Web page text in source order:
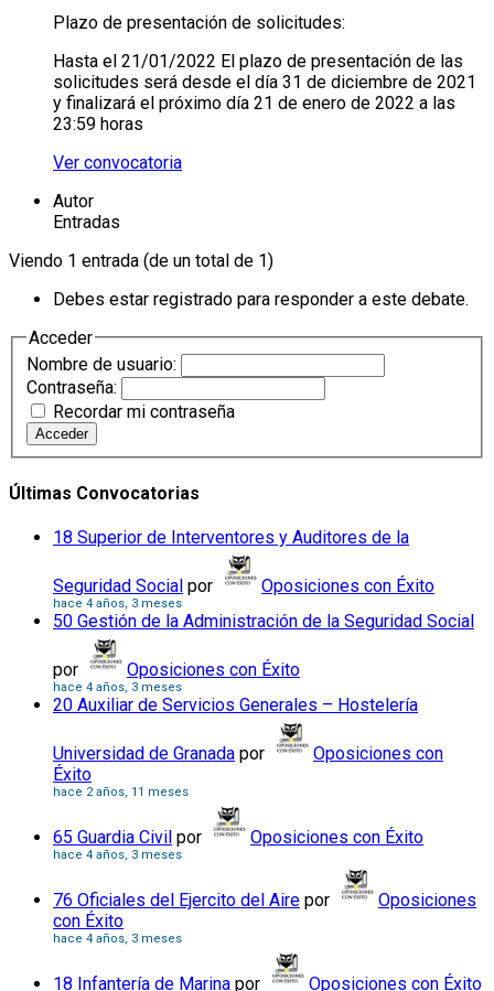
Plazo de presentación de solicitudes:
Hasta el 21/01/2022 El plazo de presentación de las
solicitudes será desde el día 31 de diciembre de 2021
y finalizará el próximo día 21 de enero de 2022 a las
23:59 horas
Ver convocatoria
Autor
Entradas
Viendo 1 entrada (de un total de 1)
Debes estar registrado para responder a este debate.
Acceder
Nombre de usuario:
Contraseña:
Recordar mi contraseña
Acceder
Últimas Convocatorias
18 Superior de Interventores y Auditores de la
Seguridad Social por Oposiciones con Éxito
hace 4 años, 3 meses
50 Gestión de la Administración de la Seguridad Social
por Oposiciones con Éxito
hace 4 años, 3 meses
20 Auxiliar de Servicios Generales – Hostelería
Universidad de Granada por
Oposiciones con
Éxito
hace 2 años, 11 meses
65 Guardia Civil por Oposiciones con Éxito
hace 4 años, 3 meses
76 Oficiales del Ejercito del Aire por
Oposiciones
con Éxito
hace 4 años, 3 meses
18 Infantería de Marina por Oposiciones con Éxito